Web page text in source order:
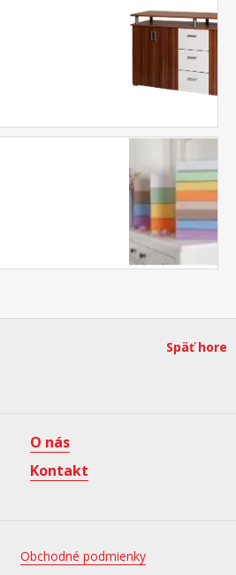
Späť hore
O nás
Kontakt
Obchodné podmienky